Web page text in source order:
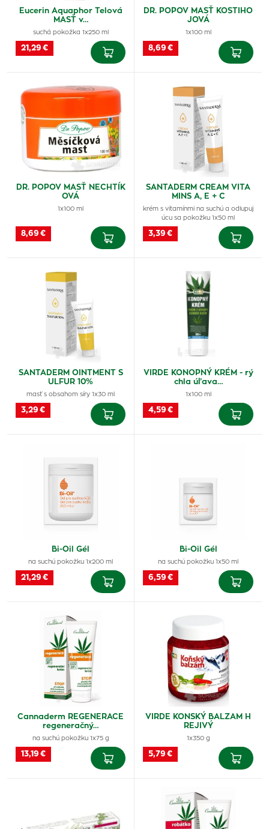
Eucerin Aquaphor Telová
MASŤ v…
suchá pokožka 1x250 ml
21,29 €
DR. POPOV MASŤ KOSTIHO
JOVÁ
1x100 ml
8,69 €
DR. POPOV MASŤ NECHTÍK
OVÁ
1x100 ml
8,69 €
SANTADERM CREAM VITA
MINS A, E + C
krém s vitamínmi na suchú a odlupuj
úcu sa pokožku 1x50 ml
3,39 €
SANTADERM OINTMENT S
ULFUR 10%
masť s obsahom síry 1x30 ml
3,29 €
VIRDE KONOPNÝ KRÉM - rý
chla úľava…
1x100 ml
4,59 €
Bi-Oil Gél
na suchú pokožku 1x200 ml
21,29 €
Bi-Oil Gél
na suchú pokožku 1x50 ml
6,59 €
Cannaderm REGENERACE
regeneračný…
na suchú pokožku 1x75 g
13,19 €
VIRDE KONSKÝ BALZAM H
REJIVÝ
1x350 g
5,79 €